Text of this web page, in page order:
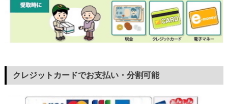
クレジットカードでお支払い・分割可能